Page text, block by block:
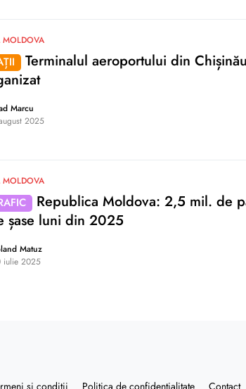
MOLDOVA
Terminalul aeroportului din
Marcu
2025
MOLDOVA
Republica Moldova: 2,5 mil. de
șase luni din 2025
Matuz
iulie 2025
și condiții Politica de confidențialitate Contact